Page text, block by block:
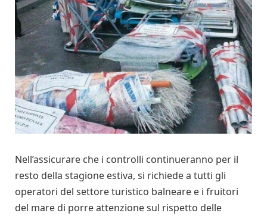
Nell’assicurare che i controlli continueranno per il
resto della stagione estiva, si richiede a tutti gli
operatori del settore turistico balneare e i fruitori
del mare di porre attenzione sul rispetto delle